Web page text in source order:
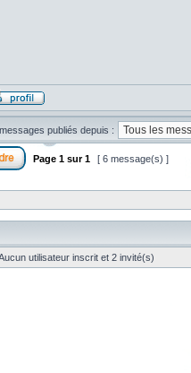
publiés depuis :
Page 1 sur1 [ 6 message(s) ]
utilisateur inscrit et 2 invité(s)